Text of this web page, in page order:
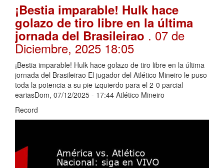
¡Bestia imparable! Hulk hace
golazo de tiro libre en la última
jornada del Brasileirao . 07 de
Diciembre, 2025 18:05
¡Bestia imparable! Hulk hace golazo de tiro libre en la última
jornada del Brasileirao El jugador del Atlético Mineiro le puso
toda la potencia a su pie izquierdo para el 2-0 parcial
eariasDom, 07/12/2025 - 17:44 Atlético Mineiro
Record